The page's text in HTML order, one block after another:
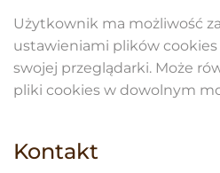
Użytkownik ma możliwość
ustawieniami plików
swojej przeglądarki. Może
pliki cookies w dowolnym
Kontakt